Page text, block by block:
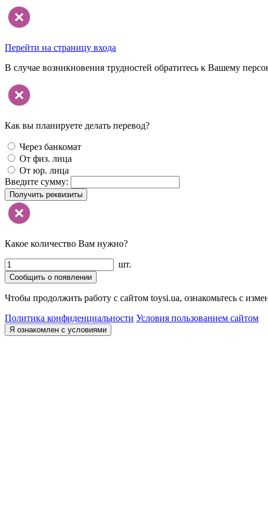
Перейти на страницу входа
В случае возникновения трудностей обратитесь к Вашему
Как вы планируете делать перевод?
Через банкомат
От физ. лица
От юр. лица
Введите сумму:
Получить реквизиты
Какое количество Вам нужно?
шт.
Сообщить о появлении
Чтобы продолжить работу с сайтом toysi.ua, ознакомьтесь с
Политика конфиденциальности Условия пользованием сайтом
Я ознакомлен с условиями